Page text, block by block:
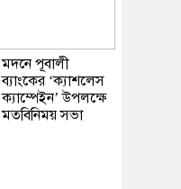
মদনে পূবালী
ব্যাংকের ‘ক্যাশলেস
ক্যাম্পেইন’ উপলক্ষে
মতবিনিময় সভা